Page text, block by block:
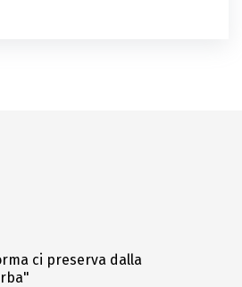
ci preserva dalla